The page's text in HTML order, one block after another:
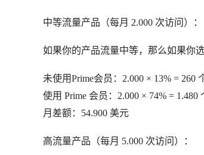
中等流量产品（每月 2.000 次访问）：
如果你的产品流量中等，那么如果你
未使用Prime会员：2.000 × 13% = 260
使用 Prime 会员：2.000 × 74% =
月差额：54.900 美元
高流量产品（每月 5.000 次访问）：